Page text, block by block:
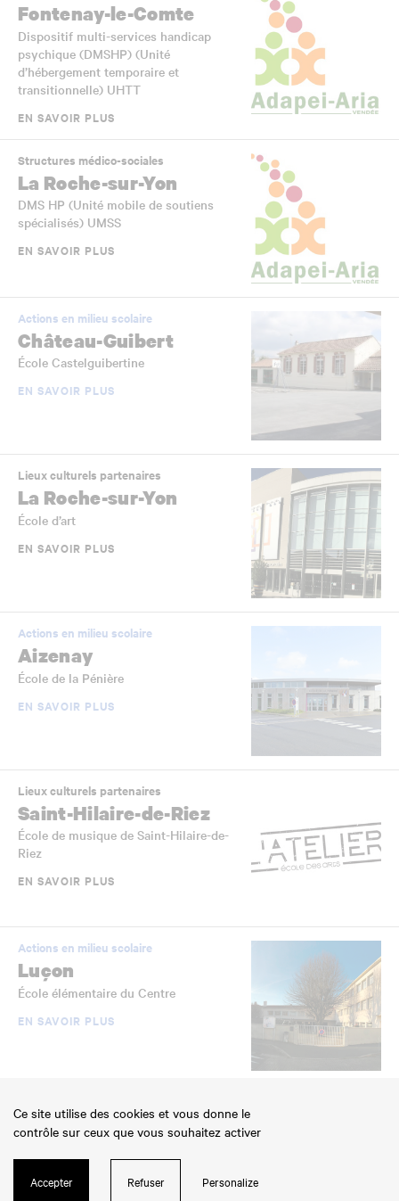
Fontenay-le-Comte
Dispositif multi-services handicap
psychique (DMSHP) (Unité
d’hébergement temporaire et
transitionnelle) UHTT
EN SAVOIR PLUS
Structures médico-sociales
La Roche-sur-Yon
DMS HP (Unité mobile de soutiens
spécialisés) UMSS
EN SAVOIR PLUS
Actions en milieu scolaire
Château-Guibert
École Castelguibertine
EN SAVOIR PLUS
Lieux culturels partenaires
La Roche-sur-Yon
École d’art
EN SAVOIR PLUS
Actions en milieu scolaire
Aizenay
École de la Pénière
EN SAVOIR PLUS
Lieux culturels partenaires
Saint-Hilaire-de-Riez
École de musique de Saint-Hilaire-de-
Riez
EN SAVOIR PLUS
Actions en milieu scolaire
Luçon
École élémentaire du Centre
EN SAVOIR PLUS
Établissements scolaires jumelés
La Roche-sur-Yon
EN SAVOIR PLUS
Ce site utilise des cookies et vous donne le
contrôle sur ceux que vous souhaitez activer
Accepter Refuser Personalize